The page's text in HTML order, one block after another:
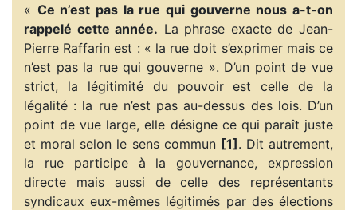
« Ce n’est pas la rue qui gouverne nous a-t-on
rappelé cette année. La phrase exacte de Jean-
Pierre Raffarin est : « la rue doit s’exprimer mais ce
n’est pas la rue qui gouverne ». D’un point de vue
strict, la légitimité du pouvoir est celle de la
légalité : la rue n’est pas au-dessus des lois. D’un
point de vue large, elle désigne ce qui paraît juste
et moral selon le sens commun [1]. Dit autrement,
la rue participe à la gouvernance, expression
directe mais aussi de celle des représentants
syndicaux eux-mêmes légitimés par des élections